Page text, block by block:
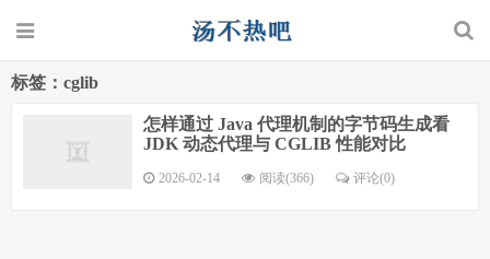
标签：cglib
怎样通过 Java 代理机制的字节码生成看
JDK 动态代理与 CGLIB 性能对比
2026-02-14 阅读(366) 评论(0)